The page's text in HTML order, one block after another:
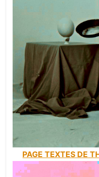
PAGE TEXTES DE